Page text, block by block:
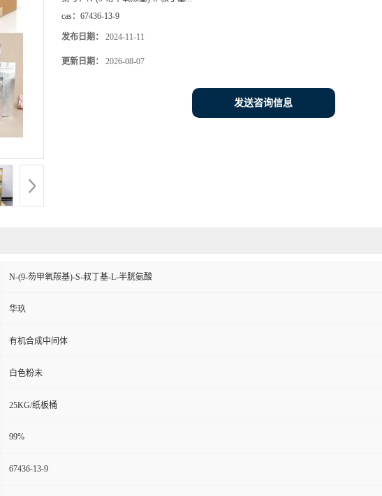
cas： 67436-13-9
发布日期： 2024-11-11
更新日期： 2026-08-07
发送咨询信息
N-(9-芴甲氧羰基)-S-叔丁基-L-半胱氨酸
华玖
有机合成中间体
白色粉末
25KG/纸板桶
99%
67436-13-9